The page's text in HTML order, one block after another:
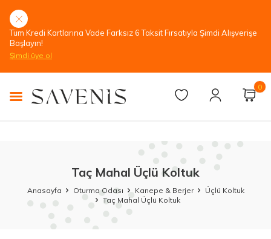
Tüm Kredi Kartlarına Vade Farksız 6 Taksit Fırsatıyla Şimdi Alışverişe
Başlayın!
Şimdi üye ol
0
Taç Mahal Üçlü Koltuk
Anasayfa Oturma Odası Kanepe & Berjer
Üçlü Koltuk
Taç Mahal Üçlü Koltuk